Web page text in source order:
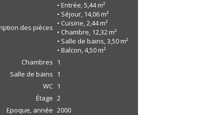
des pièces
• Entrée, 5,44 m²
• Séjour, 14,06 m²
• Cuisine, 2,44 m²
• Chambre, 12,32 m²
• Salle de bains, 3,50 m²
• Balcon, 4,50 m²
Chambres 1
Salle de bains 1
WC 1
Étage 2
Epoque, année 2000